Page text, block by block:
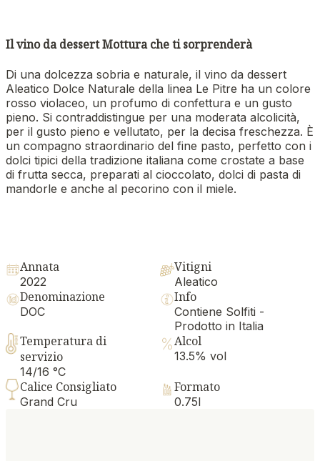
Il vino da dessert Mottura che ti sorprenderà
Di una dolcezza sobria e naturale, il vino da dessert
Aleatico Dolce Naturale della linea Le Pitre ha un colore
rosso violaceo, un profumo di confettura e un gusto
pieno. Si contraddistingue per una moderata alcolicità,
per il gusto pieno e vellutato, per la decisa freschezza. È
un compagno straordinario del fine pasto, perfetto con i
dolci tipici della tradizione italiana come crostate a base
di frutta secca, preparati al cioccolato, dolci di pasta di
mandorle e anche al pecorino con il miele.
Annata
2022
Vitigni
Aleatico
Denominazione
DOC
Info
Contiene Solfiti -
Prodotto in Italia
Temperatura di
servizio
14/16 °C
Alcol
13.5% vol
Calice Consigliato
Grand Cru
Formato
0.75l